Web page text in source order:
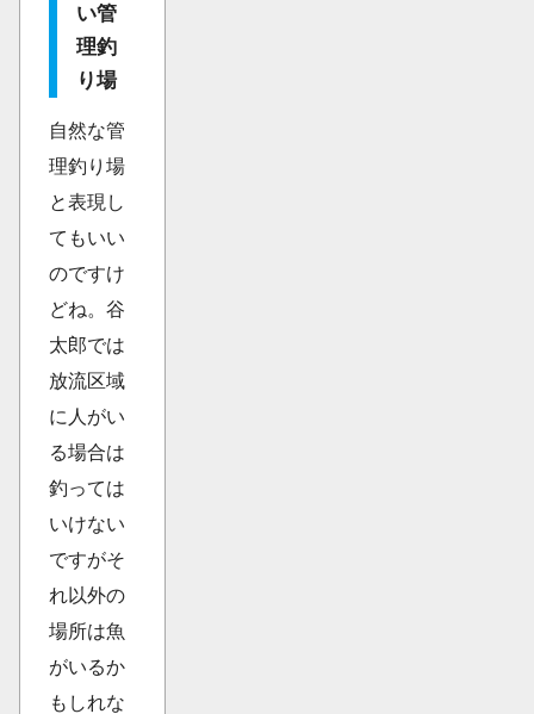
い管
理釣
り場
自然な管
理釣り場
と表現し
てもいい
のですけ
どね。谷
太郎では
放流区域
に人がい
る場合は
釣っては
いけない
ですがそ
れ以外の
場所は魚
がいるか
もしれな